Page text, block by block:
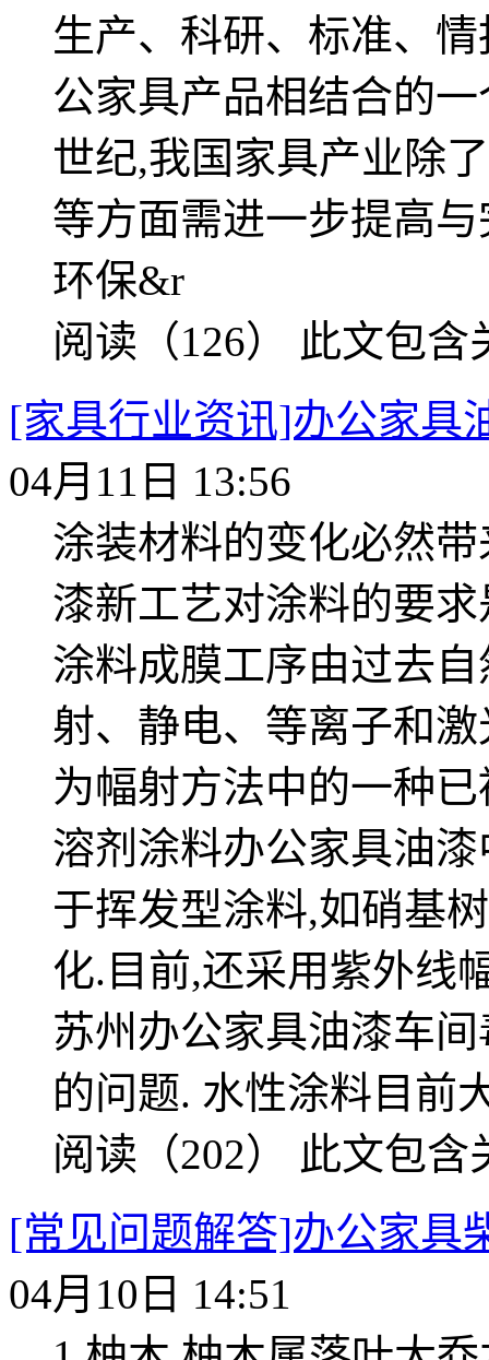
生产、科研、标准、
公家具产品相结合的
世纪,我国家具产业除
等方面需进一步提高
环保&r
阅读（126） 此文包含
[家具行业资讯]办公家具
04月11日 13:56
涂装材料的变化必然
漆新工艺对涂料的要
涂料成膜工序由过去
射、静电、等离子和
为幅射方法中的一种
溶剂涂料办公家具油
于挥发型涂料,如硝基
化.目前,还采用紫外线
苏州办公家具油漆车
的问题. 水性涂料目前
阅读（202） 此文包含
[常见问题解答]办公家具
04月10日 14:51